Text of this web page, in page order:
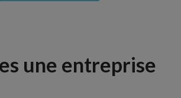
une entreprise